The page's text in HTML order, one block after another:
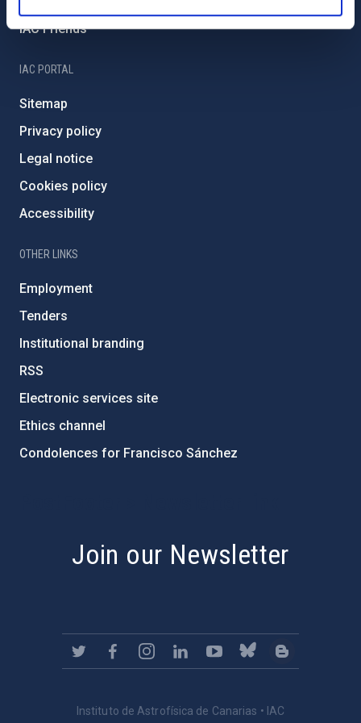
IAC Friends
IAC PORTAL
Sitemap
Privacy policy
Legal notice
Cookies policy
Accessibility
OTHER LINKS
Employment
Tenders
Institutional branding
RSS
Electronic services site
Ethics channel
Condolences for Francisco Sánchez
Join our Newsletter
Instituto de Astrofísica de Canarias • IAC